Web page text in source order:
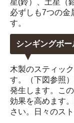
星(鈴）、土星（
必ずしも7つの金
す。
シンギングボ
木製のスティッ
す。（下図参照
発生します。こ
効果を高めます
さい。日々のス